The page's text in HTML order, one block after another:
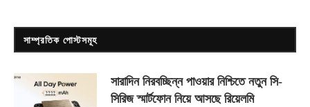
সাম্প্রতিক পোস্টসমূহ
সারাদিন নিরবচ্ছিন্ন পাওয়ার নিশ্চিতে নতুন সি-
সিরিজ স্মার্টফোন নিয়ে আসছে রিয়েলমি